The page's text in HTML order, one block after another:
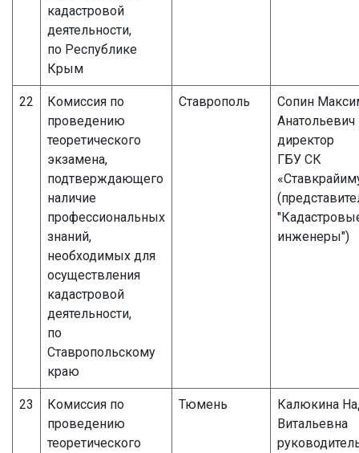
кадастровой
деятельности,
по Республике
Крым
22
Комиссия по
проведению
теоретического
экзамена,
подтверждающего
наличие
профессиональных
знаний,
необходимых для
осуществления
кадастровой
деятельности,
по
Ставропольскому
краю
Ставрополь
Сопин
Анатольевич
директор
ГБУ СК
инженеры")
23
Комиссия по
проведению
теоретического
Тюмень
Калюкина
Витальевна